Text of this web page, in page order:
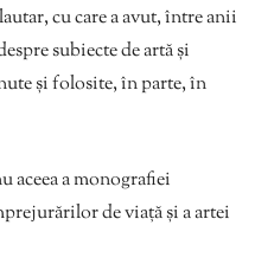
cu care a avut, între anii
subiecte de artă și
și folosite, în parte, în
aceea a monografiei
de viață și a artei